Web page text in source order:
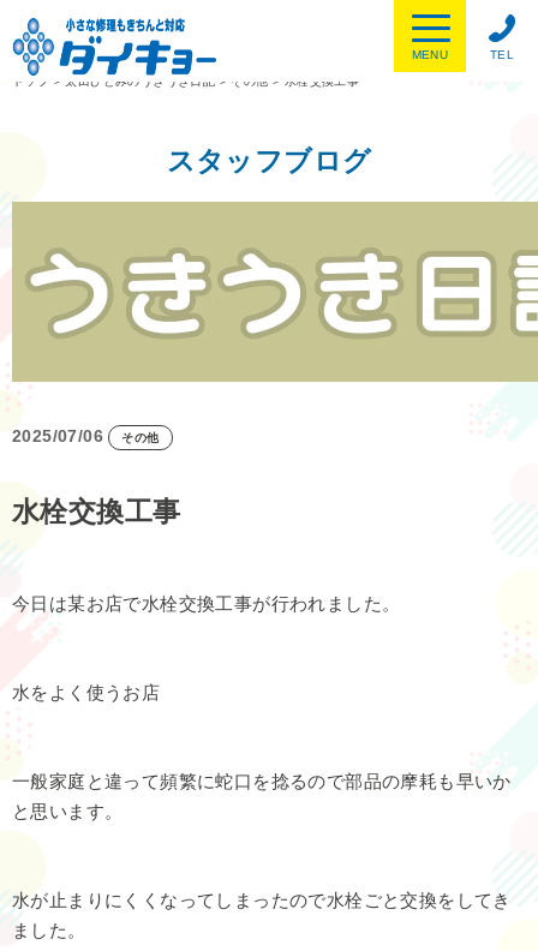
TEL
MENU
トップ
> 太田ひとみのうきうき日記 > その他 > 水栓交換工事
スタッフブログ
2025/07/06 その他
水栓交換工事
今日は某お店で水栓交換工事が行われました。
水をよく使うお店
一般家庭と違って頻繁に蛇口を捻るので部品の摩耗も早いか
と思います。
水が止まりにくくなってしまったので水栓ごと交換をしてき
ました。